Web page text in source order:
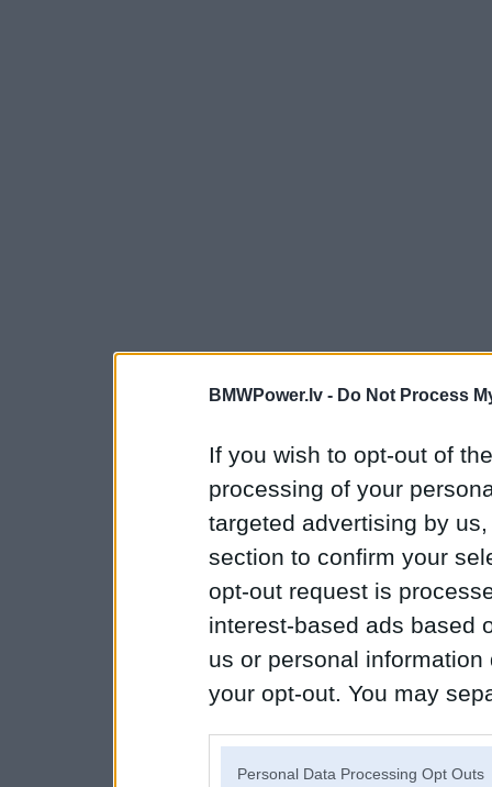
BMWPower.lv - Do Not Process
If you wish to opt-out of
processing of your
targeted advertising by
section to confirm your
opt-out request is
interest-based ads based
us or personal
your opt-out. You may
Personal Data Processing Opt Outs